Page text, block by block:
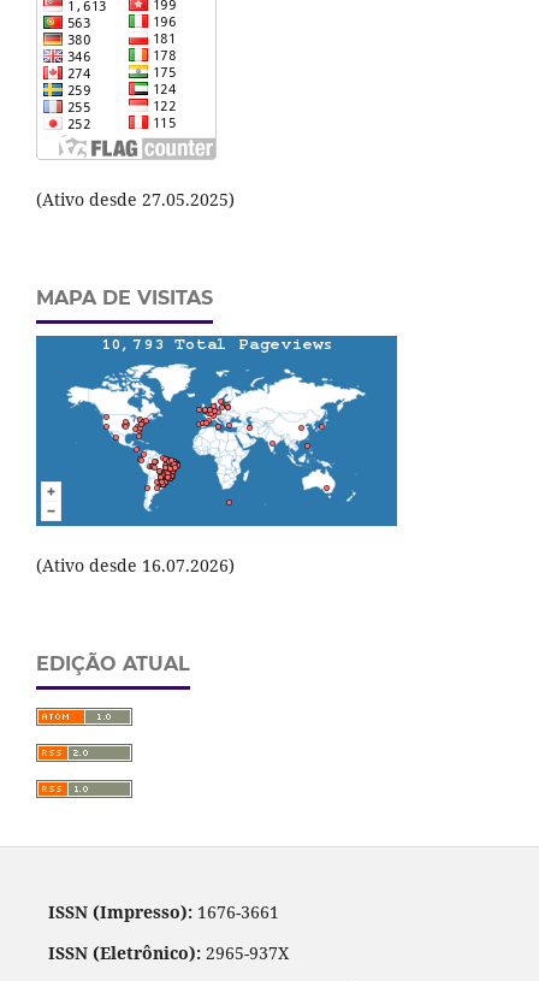
(Ativo desde 27.05.2025)
MAPA DE VISITAS
(Ativo desde 16.07.2026)
EDIÇÃO ATUAL
ISSN (Impresso):1676-3661
ISSN (Eletrônico):2965-937X